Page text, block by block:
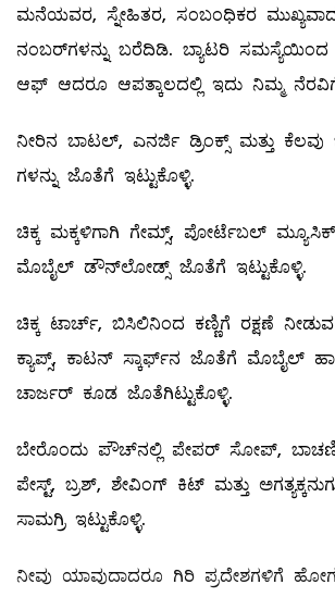
ಮನೆಯವರ, ಸ್ನೇಹಿತರ, ಸಂಬಂಧಿಕರ
ನಂಬರ್‌ಗಳನ್ನು ಬರೆದಿಡಿ. ಬ್ಯಾಟರಿ
ಆಫ್‌ ಆದರೂ ಆಪತ್ಕಾಲದಲ್ಲಿ ಇದು ನಿಮ್ಮ ನೆರವಿಗೆ
ನೀರಿನ ಬಾಟಲ್, ಎನರ್ಜಿ ಡ್ರಿಂಕ್ಸ್ ಮತ್ತು ಕೆಲವು
ಗಳನ್ನು ಜೊತೆಗೆ ಇಟ್ಟುಕೊಳ್ಳಿ.
ಚಿಕ್ಕ ಮಕ್ಕಳಿಗಾಗಿ ಗೇಮ್ಸ್, ಪೋರ್ಟೆಬಲ್
ಮೊಬೈಲ್ ‌ಡೌನ್‌ಲೋಡ್ಸ್ ಜೊತೆಗೆ ಇಟ್ಟುಕೊಳ್ಳಿ.
ಚಿಕ್ಕ ಟಾರ್ಚ್‌, ಬಿಸಿಲಿನಿಂದ ಕಣ್ಣಿಗೆ ರಕ್ಷಣೆ ನೀಡುವ
ಕ್ಯಾಪ್ಸ್, ಕಾಟನ್‌ ಸ್ಕಾರ್ಫ್‌ನ ಜೊತೆಗೆ ಮೊಬೈಲ್
ಚಾರ್ಜರ್‌ ಕೂಡ ಜೊತೆಗಿಟ್ಟುಕೊಳ್ಳಿ.
ಬೇರೊಂದು ಪೌಚ್‌ನಲ್ಲಿ ಪೇಪರ್‌ ಸೋಪ್‌,
ಪೇಸ್ಟ್, ಬ್ರಶ್‌, ಶೇವಿಂಗ್‌ ಕಿಟ್‌ ಮತ್ತು
ಸಾಮಗ್ರಿ ಇಟ್ಟುಕೊಳ್ಳಿ.
ನೀವು ಯಾವುದಾದರೂ ಗಿರಿ ಪ್ರದೇಶಗಳಿಗೆ